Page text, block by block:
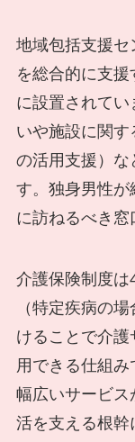
地域包括支援
を総合的に支
に設置されてい
いや施設に関
の活用支援）な
す。独身男性が
に訪ねるべき窓
介護保険制度は
（特定疾病の
けることで介護
用できる仕組
幅広いサービス
活を支える根幹